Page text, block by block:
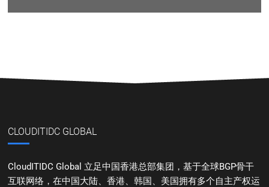
CLOUDITIDC GLOBAL
CloudITIDC Global 立足中国香港总部集团，基于全球BGP骨干
互联网络，在中国大陆、香港、韩国、美国拥有多个自主产权运